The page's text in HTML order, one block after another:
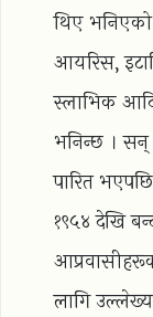
थिए
आयरिस,
स्लाभिक
भनिन्छ । सन्
पारित
१९५४ देखि
लागि